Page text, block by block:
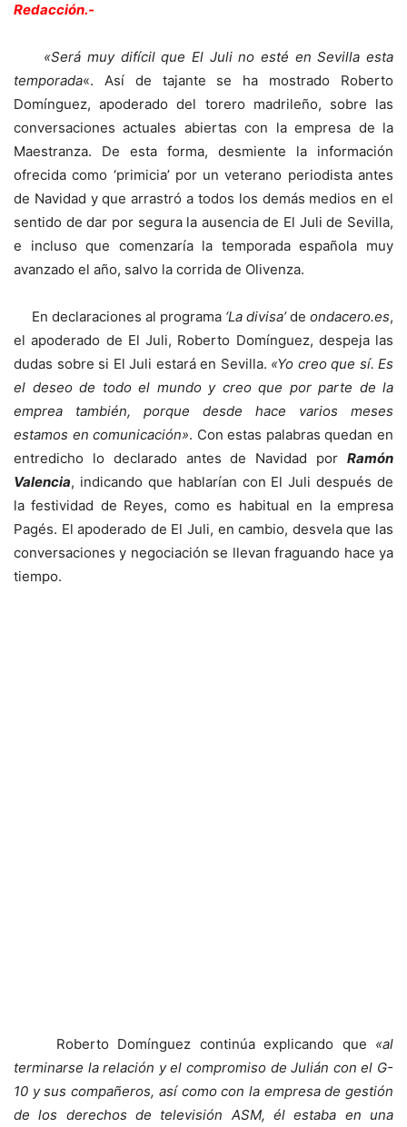
Redacción.-
«Será muy difícil que El Juli no esté en Sevilla esta
temporada«. Así de tajante se ha mostrado Roberto
Domínguez, apoderado del torero madrileño, sobre las
conversaciones actuales abiertas con la empresa de la
Maestranza. De esta forma, desmiente la información
ofrecida como ‘primicia’ por un veterano periodista antes
de Navidad y que arrastró a todos los demás medios en el
sentido de dar por segura la ausencia de El Juli de Sevilla,
e incluso que comenzaría la temporada española muy
avanzado el año, salvo la corrida de Olivenza.
En declaraciones al programa ‘La divisa’de ondacero.es,
el apoderado de El Juli, Roberto Domínguez, despeja las
dudas sobre si El Juli estará en Sevilla. «Yo creo que sí. Es
el deseo de todo el mundo y creo que por parte de la
emprea también, porque desde hace varios meses
estamos en comunicación». Con estas palabras quedan en
entredicho lo declarado antes de Navidad por Ramón
Valencia, indicando que hablarían con El Juli después de
la festividad de Reyes, como es habitual en la empresa
Pagés. El apoderado de El Juli, en cambio, desvela que las
conversaciones y negociación se llevan fraguando hace ya
tiempo.
Roberto Domínguez continúa explicando que «al
terminarse la relación y el compromiso de Julián con el G-
10 y sus compañeros, así como con la empresa de gestión
de los derechos de televisión ASM, él estaba en una